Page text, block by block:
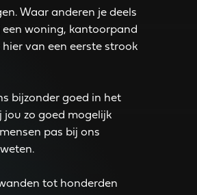
Waar anderen je deels
woning, kantoorpand
van een eerste strook
bijzonder goed in het
jou zo goed mogelijk
pas bij ons
tot honderden